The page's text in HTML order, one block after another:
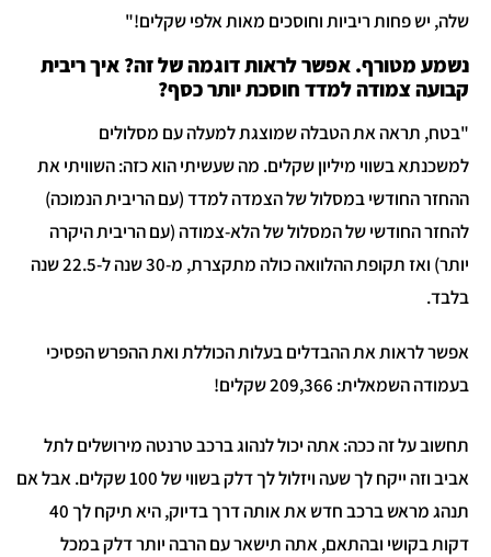
שלה, יש פחות ריביות וחוסכים מאות אלפי שקלים!"
נשמע מטורף. אפשר לראות דוגמה של זה? איך ריבית
קבועה צמודה למדד חוסכת יותר כסף?
"בטח, תראה את הטבלה שמוצגת למעלה עם מסלולים
למשכנתא בשווי מיליון שקלים. מה שעשיתי הוא כזה: השוויתי את
ההחזר החודשי במסלול של הצמדה למדד (עם הריבית הנמוכה)
להחזר החודשי של המסלול של הלא-צמודה (עם הריבית היקרה
יותר) ואז תקופת ההלוואה כולה מתקצרת, מ-30 שנה ל-22.5 שנה
בלבד.
אפשר לראות את ההבדלים בעלות הכוללת ואת ההפרש הפסיכי
בעמודה השמאלית: 209,366 שקלים!
תחשוב על זה ככה: אתה יכול לנהוג ברכב טרנטה מירושלים לתל
אביב וזה ייקח לך שעה ויזלול לך דלק בשווי של 100 שקלים. אבל אם
תנהג מראש ברכב חדש את אותה דרך בדיוק, היא תיקח לך 40
דקות בקושי ובהתאם, אתה תישאר עם הרבה יותר דלק במכל